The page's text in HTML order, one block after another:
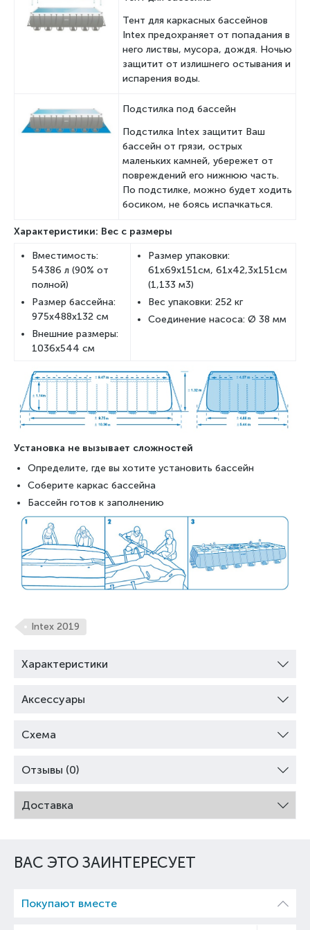
Тент для каркасных бассейнов
Intex предохраняет от попадания в
него листвы, мусора, дождя. Ночью
защитит от излишнего остывания и
испарения воды.
Подстилка под бассейн
Подстилка Intex защитит Ваш
бассейн от грязи, острых
маленьких камней, убережет от
повреждений его нижнюю часть.
По подстилке, можно будет ходить
босиком, не боясь испачкаться.
Характеристики: Вес с размеры
Вместимость:
54386 л (90% от
полной)
Размер бассейна:
975x488x132 см
Внешние размеры:
1036x544 см
Размер упаковки:
61х69х151см, 61х42,3х151см
(1,133 м3)
Вес упаковки: 252 кг
Соединение насоса: Ø 38 мм
Установка не вызывает сложностей
Определите, где вы хотите установить бассейн
Соберите каркас бассейна
Бассейн готов к заполнению
Intex 2019
Характеристики
Аксессуары
Схема
Отзывы (0)
Доставка
ВАС ЭТО ЗАИНТЕРЕСУЕТ
Покупают вместе